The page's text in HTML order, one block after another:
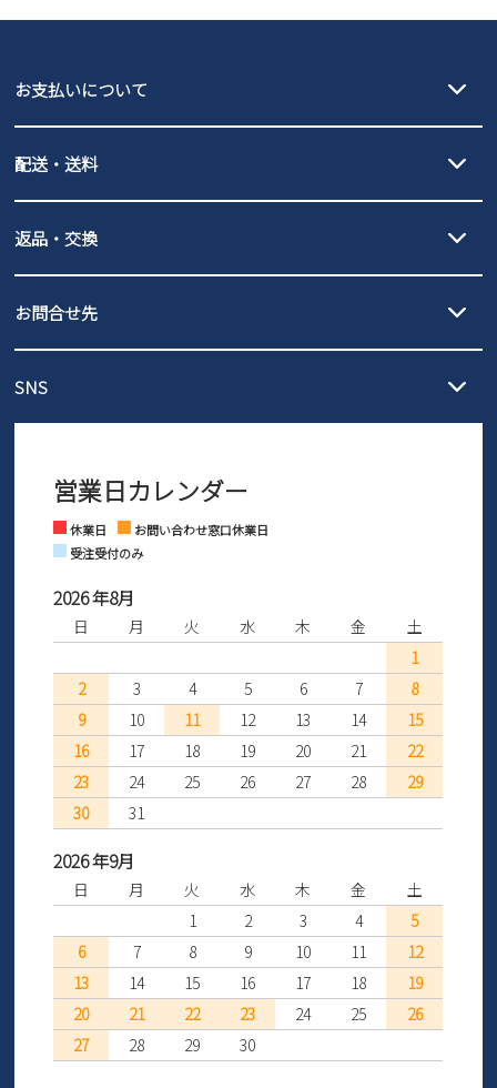
GAP
瞬足
お支払いについて
PayPay（オンライン決済）、代金引換のご利用が可能です。
配送・送料
北海道・本州・四国・九州…550円
3,980円（税込）以上お買い上げで送料無料
発送日・送料詳細については
ご利用ください。
全国一律…220円（税込）
発送日・送料詳細についてはご利用ガイドを
ご利用ください。
返品・交換
の片道無料サービスを実施中！
ントとしても安心してご利用いただけるよう、サイズ交換の受付期
さい。
お問合せ先
営業時間：11時～17時
※土日祝はお問い合わせ窓口休業日となります。
SNS
Facebook Instagram
営業日カレンダー
休業日
お問い合わせ窓口休業日
受注受付のみ
2026 年8月
日 月 火 水 木 金
土
1
2
3 4 5 6 7
8
9
10 11 12 13 14
15
16
17 18 19 20 21
22
23
24 25 26 27 28
29
30
31
2026 年9月
日 月 火 水 木 金
土
1
2 3 4
5
6
7 8 9 10 11
12
13
14 15 16 17 18
19
20
21 22 23 24 25
26
27
28 29 30